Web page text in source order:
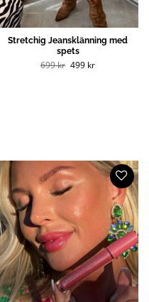
Stretchig Jeansklänning med
spets
699kr Det
ursprungliga
499 krDet